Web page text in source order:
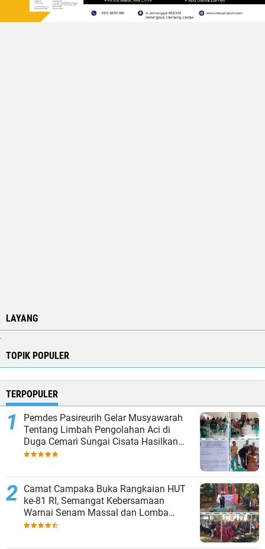
LAYANG
.
TOPIK POPULER
TERPOPULER
Pemdes Pasireurih Gelar Musyawarah
Tentang Limbah Pengolahan Aci di
Duga Cemari Sungai Cisata Hasilkan
Kesepakatan Tutup Sementara
Camat Campaka Buka Rangkaian HUT
ke-81 RI, Semangat Kebersamaan
Warnai Senam Massal dan Lomba
Karaoke Perangkat Desa